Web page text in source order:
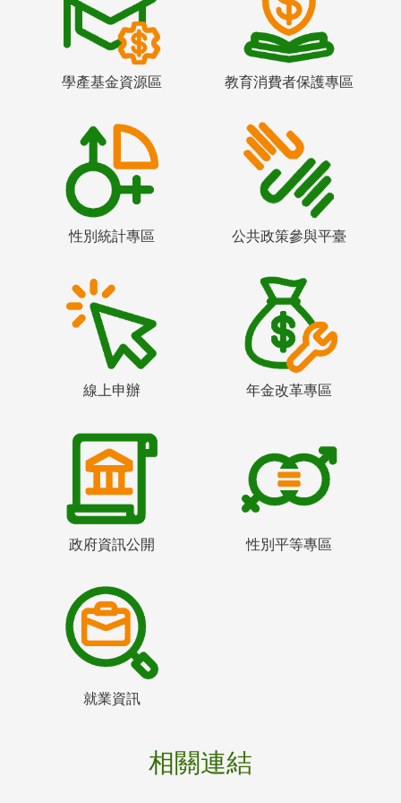
學產基金資源區 教育消費者保護專區
性別統計專區 公共政策參與平臺
線上申辦 年金改革專區
政府資訊公開 性別平等專區
就業資訊
相關連結